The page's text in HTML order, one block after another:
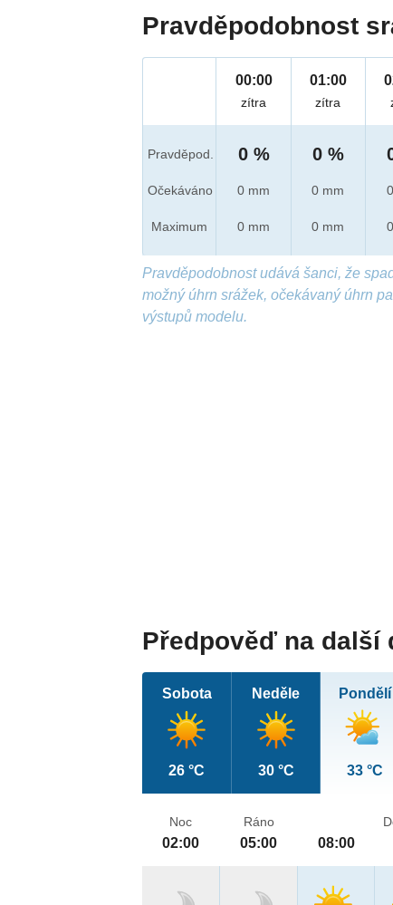
Pravděpodobnost
Pravděpod.
Očekáváno
Maximum
00:00
zítra
0 %
0 mm
0 mm
01:00
zítra
0 %
0 mm
0 mm
Pravděpodobnost udává šanci, že
možný úhrn srážek, očekávaný úhrn
výstupů modelu.
Předpověď na další
Sobota
26 °C
Neděle
30 °C
Pondělí
33 °C
Noc
02:00
Ráno
05:00 08:00